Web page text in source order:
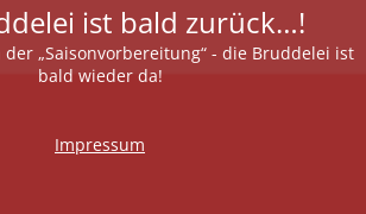
ist bald zurück…!
„Saisonvorbereitung“ - die Bruddelei ist
bald wieder da!
Impressum